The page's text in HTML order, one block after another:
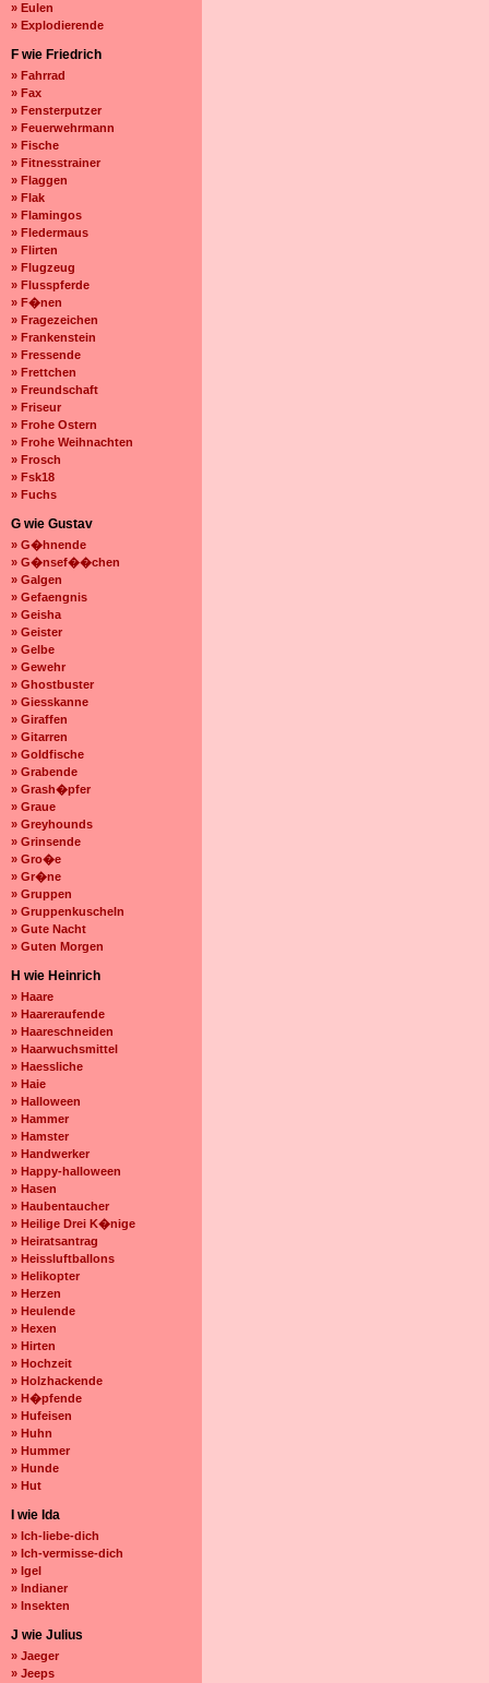
» Eulen
» Explodierende
F wie Friedrich
» Fahrrad
» Fax
» Fensterputzer
» Feuerwehrmann
» Fische
» Fitnesstrainer
» Flaggen
» Flak
» Flamingos
» Fledermaus
» Flirten
» Flugzeug
» Flusspferde
» F�nen
» Fragezeichen
» Frankenstein
» Fressende
» Frettchen
» Freundschaft
» Friseur
» Frohe Ostern
» Frohe Weihnachten
» Frosch
» Fsk18
» Fuchs
G wie Gustav
» G�hnende
» G�nsef��chen
» Galgen
» Gefaengnis
» Geisha
» Geister
» Gelbe
» Gewehr
» Ghostbuster
» Giesskanne
» Giraffen
» Gitarren
» Goldfische
» Grabende
» Grash�pfer
» Graue
» Greyhounds
» Grinsende
» Gro�e
» Gr�ne
» Gruppen
» Gruppenkuscheln
» Gute Nacht
» Guten Morgen
H wie Heinrich
» Haare
» Haareraufende
» Haareschneiden
» Haarwuchsmittel
» Haessliche
» Haie
» Halloween
» Hammer
» Hamster
» Handwerker
» Happy-halloween
» Hasen
» Haubentaucher
» Heilige Drei K�nige
» Heiratsantrag
» Heissluftballons
» Helikopter
» Herzen
» Heulende
» Hexen
» Hirten
» Hochzeit
» Holzhackende
» H�pfende
» Hufeisen
» Huhn
» Hummer
» Hunde
» Hut
I wie Ida
» Ich-liebe-dich
» Ich-vermisse-dich
» Igel
» Indianer
» Insekten
J wie Julius
» Jaeger
» Jeeps